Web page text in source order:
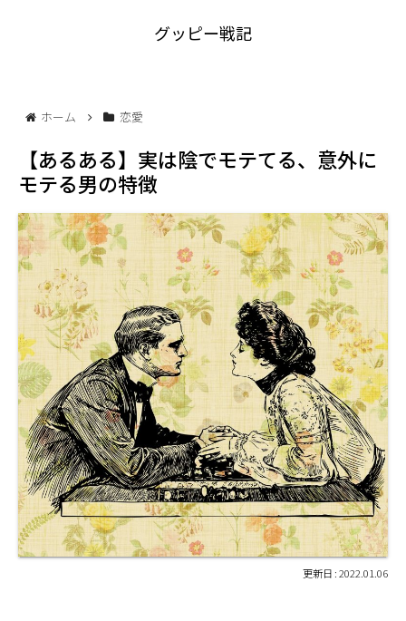
グッピー戦記
ホーム 恋愛
【あるある】実は陰でモテてる、意外に
モテる男の特徴
2022.01.06